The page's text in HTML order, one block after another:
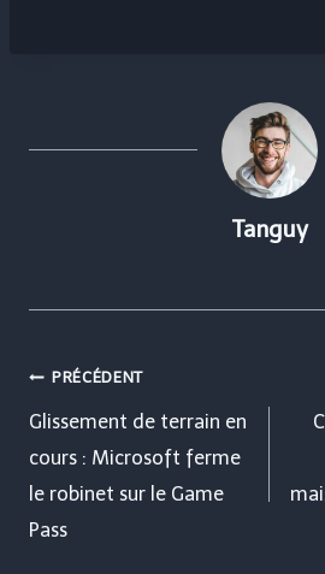
Tanguy
Navigation
de
l’article
PRÉCÉDENT
Glissement de terrain en
cours : Microsoft ferme
le robinet sur le Game
Pass